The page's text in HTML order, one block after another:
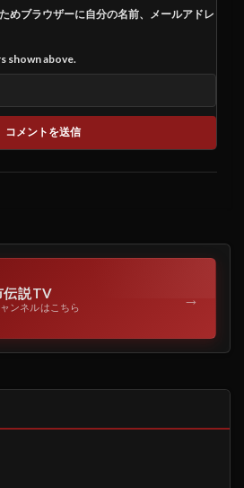
めブラウザーに自分の名前、メールアドレ
shown above.
伝説TV
ンネルはこちら →